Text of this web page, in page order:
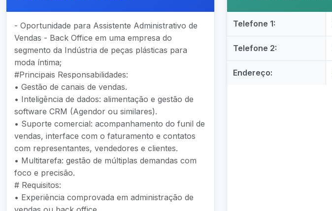
- Oportunidade para Assistente Administrativo de
Vendas - Back Office em uma empresa do
segmento da Indústria de peças plásticas para
moda íntima;
#Principais Responsabilidades:
• Gestão de canais de vendas.
• Inteligência de dados: alimentação e gestão de
software CRM (Agendor ou similares).
• Suporte comercial: acompanhamento do funil de
vendas, interface com o faturamento e contatos
com representantes, vendedores e clientes.
• Multitarefa: gestão de múltiplas demandas com
foco e precisão.
# Requisitos:
• Experiência comprovada em administração de
Telefone 1:
Telefone 2:
Endereço: